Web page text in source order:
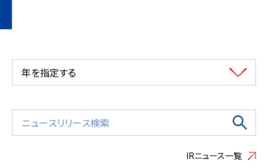
年を指定する
IRニュース一覧